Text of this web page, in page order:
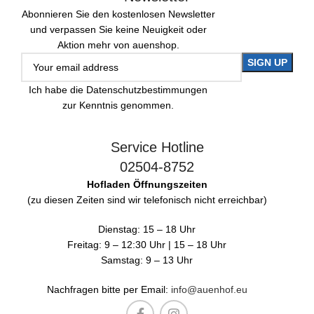
Abonnieren Sie den kostenlosen Newsletter
und verpassen Sie keine Neuigkeit oder
Aktion mehr von auenshop.
Ich habe die Datenschutzbestimmungen
zur Kenntnis genommen.
Service Hotline
02504-8752
Hofladen Öffnungszeiten
(zu diesen Zeiten sind wir telefonisch nicht erreichbar)
Dienstag: 15 – 18 Uhr
Freitag: 9 – 12:30 Uhr | 15 – 18 Uhr
Samstag: 9 – 13 Uhr
Nachfragen bitte per Email: info@auenhof.eu